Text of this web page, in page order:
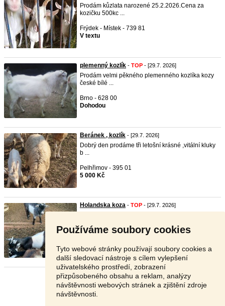
Používáme soubory cookies
Tyto webové stránky používají soubory cookies a
další sledovací nástroje s cílem vylepšení
uživatelského prostředí, zobrazení
přizpůsobeného obsahu a reklam, analýzy
návštěvnosti webových stránek a zjištění zdroje
návštěvnosti.
Prodám kůzlata narozené 25.2.2026.Cena za
kozičku 500kc ...
Frýdek - Místek - 739 81
V textu
plemenný kozlík - TOP - [29.7. 2026]
Prodám velmi pěkného plemenného kozlíka kozy
české bílé ...
Brno - 628 00
Dohodou
Beránek , kozlík - [29.7. 2026]
Dobrý den prodáme tři letošní krásné ,vitální kluky
b ...
Pelhřimov - 395 01
5 000 Kč
Holandska koza - TOP - [29.7. 2026]
Svitavy - 569 22
Stránka: 1 2 3 Další